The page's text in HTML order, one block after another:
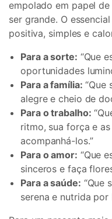
empolado em papel
ser grande. O
positiva, simples e
Para a sorte: “Que
oportunidades
Para a família: “Que
alegre e cheio de
Para o trabalho:
ritmo, sua força e
acompanhá-los.”
Para o amor: “Que
sinceros e faça
Para a saúde: “Que
serena e nutrida por